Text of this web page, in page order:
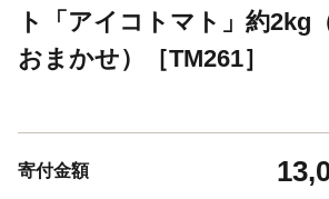
ト「アイコトマト」約2kg
おまかせ）［TM261］
寄付金額